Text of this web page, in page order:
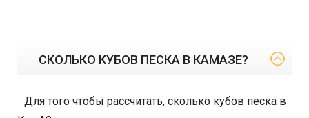
СКОЛЬКО КУБОВ ПЕСКА В КАМАЗЕ?
Для того чтобы рассчитать, сколько кубов песка в